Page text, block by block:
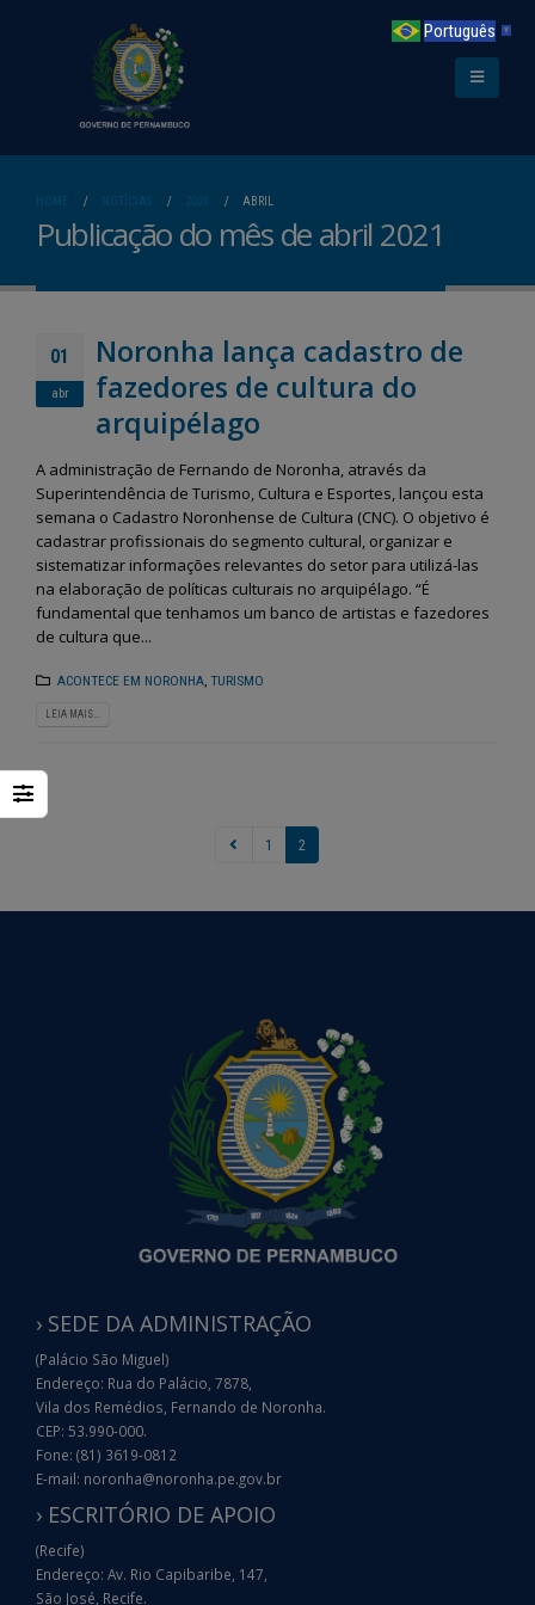
HOME NOTÍCIAS 2021 ABRIL
Publicação do mês de abril 2021
01
abr
Noronha lança cadastro de
fazedores de cultura do
arquipélago
A administração de Fernando de Noronha, através da
Superintendência de Turismo, Cultura e Esportes, lançou esta
semana o Cadastro Noronhense de Cultura (CNC). O objetivo é
cadastrar profissionais do segmento cultural, organizar e
sistematizar informações relevantes do setor para utilizá-las
na elaboração de políticas culturais no arquipélago. “É
fundamental que tenhamos um banco de artistas e fazedores
de cultura que...
ACONTECE EM NORONHA, TURISMO
LEIA MAIS...
1 2
› SEDE DA ADMINISTRAÇÃO
(Palácio São Miguel)
Endereço: Rua do Palácio, 7878,
Vila dos Remédios, Fernando de Noronha.
CEP: 53.990-000.
Fone: (81) 3619-0812
E-mail: noronha@noronha.pe.gov.br
› ESCRITÓRIO DE APOIO
(Recife)
Endereço: Av. Rio Capibaribe, 147,
São José, Recife.
Português ▼